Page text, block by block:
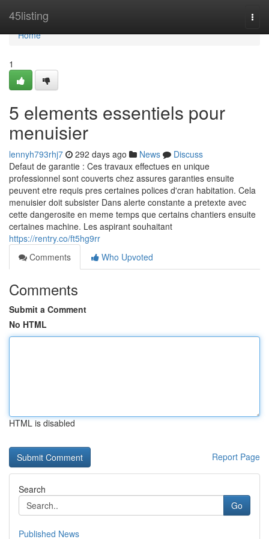
45listing
Home
Home
1
5 elements essentiels pour
menuisier
lennyh793rhj7 292 days ago News
Discuss
Defaut de garantie : Ces travaux effectues en unique
professionnel sont couverts chez assures garanties ensuite
peuvent etre requis pres certaines polices d'cran habitation. Cela
menuisier doit subsister Dans alerte constante a pretexte avec
cette dangerosite en meme temps que certains chantiers ensuite
certaines machine. Les aspirant souhaitant
https://rentry.co/ft5hg9rr
Comments
Who Upvoted
Comments
Submit a Comment
No HTML
HTML is disabled
Report Page
Search
Go
Published News